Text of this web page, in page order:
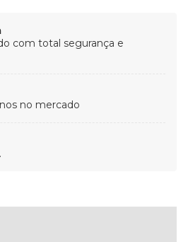
com total segurança e
no mercado